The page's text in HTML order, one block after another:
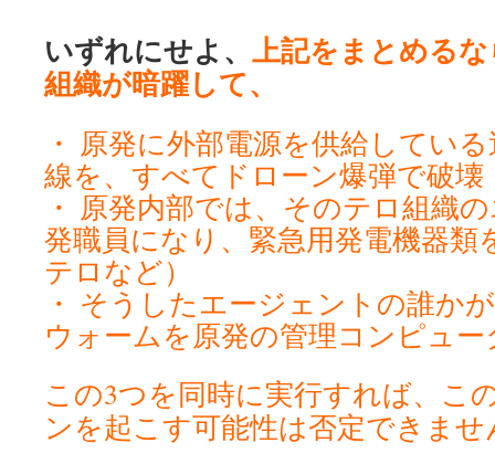
いずれにせよ、 上記をまとめる
組織が暗躍して、
・ 原発に外部電源を供給してい
線を、すべてドローン爆弾で破壊
・ 原発内部では、そのテロ組織
発職員になり、緊急用発電機器類
テロなど）
・ そうしたエージェントの誰か
ウォームを原発の管理コンピュ
この3つを同時に実行すれば、こ
ンを起こす可能性は否定できま